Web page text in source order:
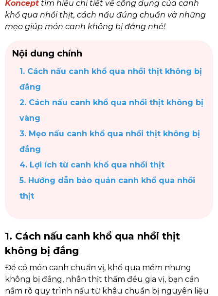
Koncept tìm hiểu chi tiết về công dụng của canh
khổ qua nhồi thịt, cách nấu đúng chuẩn và những
mẹo giúp món canh không bị đắng nhé!
Nội dung chính
1. Cách nấu canh khổ qua nhồi thịt không bị
đắng
2. Cách nấu canh khổ qua nhồi thịt không bị
vàng
3. Mẹo nấu canh khổ qua nhồi thịt không bị
đắng
4. Lợi ích từ canh khổ qua nhồi thịt
5. Hướng dẫn bảo quản canh khổ qua nhồi
thịt
1. Cách nấu canh khổ qua nhồi thịt
không bị đắng
Để có món canh chuẩn vị, khổ qua mềm nhưng
không bị đắng, nhân thịt thấm đều gia vị, bạn cần
nắm rõ quy trình nấu từ khâu chuẩn bị nguyên liệu